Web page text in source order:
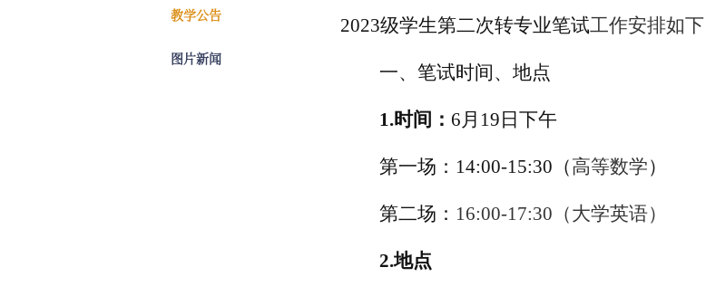
教学公告
图片新闻
2023级学生第二次转专业笔试工作安排如下
一、笔试时间、地点
1.时间： 6月 19 日下午
第一场： 14:00-15:30 （高等数学）
第二场： 16:00-17:30 （大学英语）
2.地点